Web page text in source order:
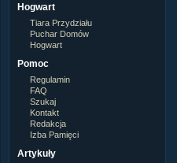
Hogwart
Tiara Przydziału
Puchar Domów
Hogwart
Pomoc
Regulamin
FAQ
Szukaj
Kontakt
Redakcja
Izba Pamięci
Artykuły